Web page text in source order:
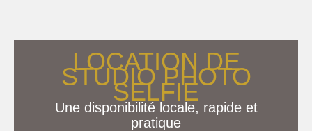
LOCATION DE
STUDIO PHOTO
SELFIE
Une disponibilité locale, rapide et
pratique